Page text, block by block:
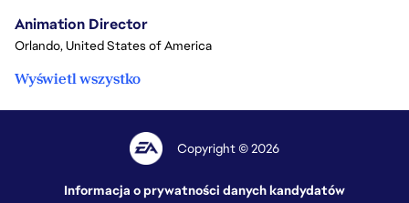
Animation Director
Orlando, United States of America
Wyświetl wszystko
Copyright © 2026
Informacja o prywatności danych kandydatów